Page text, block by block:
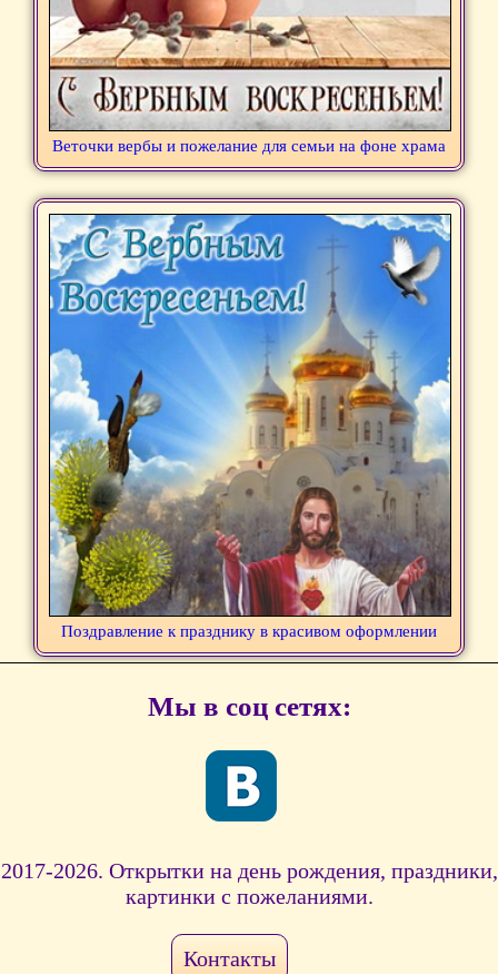
Веточки вербы и пожелание для семьи на фоне храма
Поздравление к празднику в красивом оформлении
Мы в соц сетях:
2017-2026. Открытки на день рождения, праздники,
картинки с пожеланиями.
Контакты